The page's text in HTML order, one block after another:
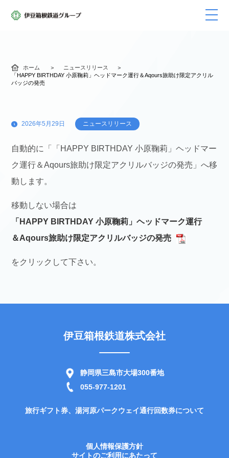
ホーム
ニュースリリース
「HAPPY BIRTHDAY 小原鞠莉」ヘッドマーク運行＆Aqours旅助け限定アクリル
バッジの発売
2026年5月29日 ニュースリリース
自動的に「「HAPPY BIRTHDAY 小原鞠莉」ヘッドマー
ク運行＆Aqours旅助け限定アクリルバッジの発売」へ移
動します。
移動しない場合は
「HAPPY BIRTHDAY 小原鞠莉」ヘッドマーク運行
＆Aqours旅助け限定アクリルバッジの発売
をクリックして下さい。
伊豆箱根鉄道株式会社
静岡県三島市大場300番地
055-977-1201
旅行ギフト券、湯河原パークウェイ通行回数券について
個人情報保護方針
サイトのご利用にあたって